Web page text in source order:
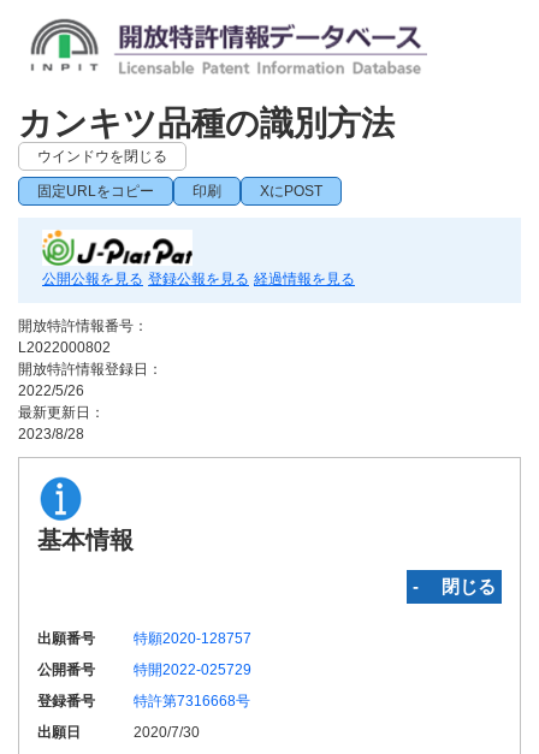
カンキツ品種の識別方法
ウインドウを閉じる
固定URLをコピー 印刷 XにPOST
公開公報を見る 登録公報を見る 経過情報を見る
開放特許情報番号：
L2022000802
開放特許情報登録日：
2022/5/26
最新更新日：
2023/8/28
基本情報
‐ 閉じる
出願番号
特願2020-128757
公開番号
特開2022-025729
登録番号
特許第7316668号
出願日
2020/7/30